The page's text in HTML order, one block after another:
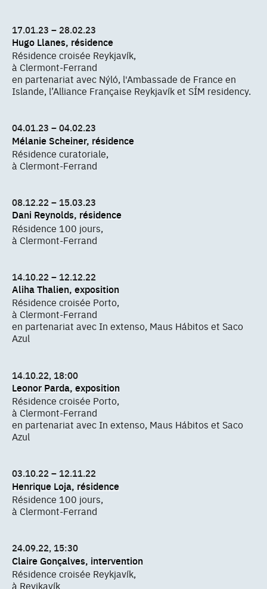
17.01.23 – 28.02.23
Hugo Llanes, résidence
Résidence croisée Reykjavík,
à Clermont-Ferrand
en partenariat avec Nýló, l'Ambassade de France en
Islande, l’Alliance Française Reykjavík et SÍM residency.
04.01.23 – 04.02.23
Mélanie Scheiner, résidence
Résidence curatoriale,
à Clermont-Ferrand
08.12.22 – 15.03.23
Dani Reynolds, résidence
Résidence 100 jours,
à Clermont-Ferrand
14.10.22 – 12.12.22
Aliha Thalien, exposition
Résidence croisée Porto,
à Clermont-Ferrand
en partenariat avec In extenso, Maus Hábitos et Saco
Azul
14.10.22, 18:00
Leonor Parda, exposition
Résidence croisée Porto,
à Clermont-Ferrand
en partenariat avec In extenso, Maus Hábitos et Saco
Azul
03.10.22 – 12.11.22
Henrique Loja, résidence
Résidence 100 jours,
à Clermont-Ferrand
24.09.22, 15:30
Claire Gonçalves, intervention
Résidence croisée Reykjavík,
à Reyjkavík